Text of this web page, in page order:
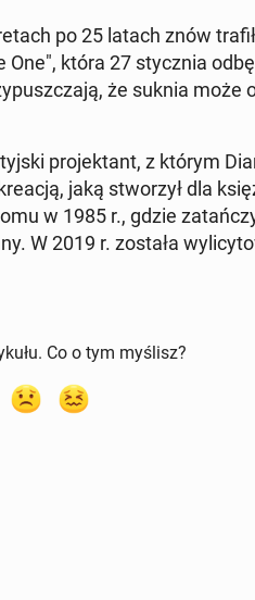
po 25 latach znów
One", która 27 stycz­nia
że suknia może
pro­jek­tant, z którym
jaką stwo­rzył dla
w 1985 r., gdzie
W 2019 r. została
Co o tym myślisz?